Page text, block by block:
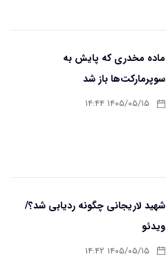
ماده مخدری که پایش به
سوپرمارکت‌ها باز شد
۱۴۰۵/۰۵/۱۵ ۱۴:۴۴
شهید لاریجانی چگونه ردیابی شد؟/
ویدئو
۱۴۰۵/۰۵/۱۵ ۱۴:۴۲